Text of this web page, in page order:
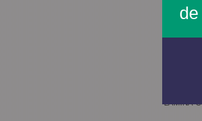
LAMINA